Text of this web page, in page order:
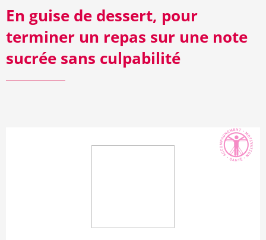
En guise de dessert, pour
terminer un repas sur une note
sucrée sans culpabilité